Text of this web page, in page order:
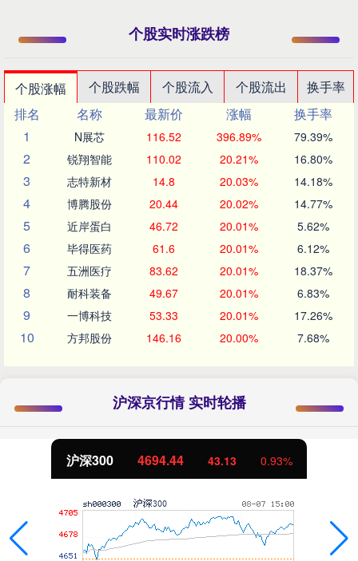
个股实时涨跌榜
个股涨幅 个股跌幅 个股流入 个股流出
换手率
排名
名称 最新价 涨幅
换手率
1
N展芯 116.52 396.89% 79.39%
2 锐翔智能 110.02 20.21% 16.80%
3 志特新材 14.8 20.03% 14.18%
4 博腾股份 20.44 20.02% 14.77%
5 近岸蛋白 46.72 20.01% 5.62%
6 毕得医药 61.6 20.01% 6.12%
7 五洲医疗 83.62 20.01% 18.37%
8 耐科装备 49.67 20.01% 6.83%
9 一博科技 53.33 20.01% 17.26%
10 方邦股份 146.16 20.00% 7.68%
沪深京行情 实时轮播
北证50 1134.24 11.37 1.01%